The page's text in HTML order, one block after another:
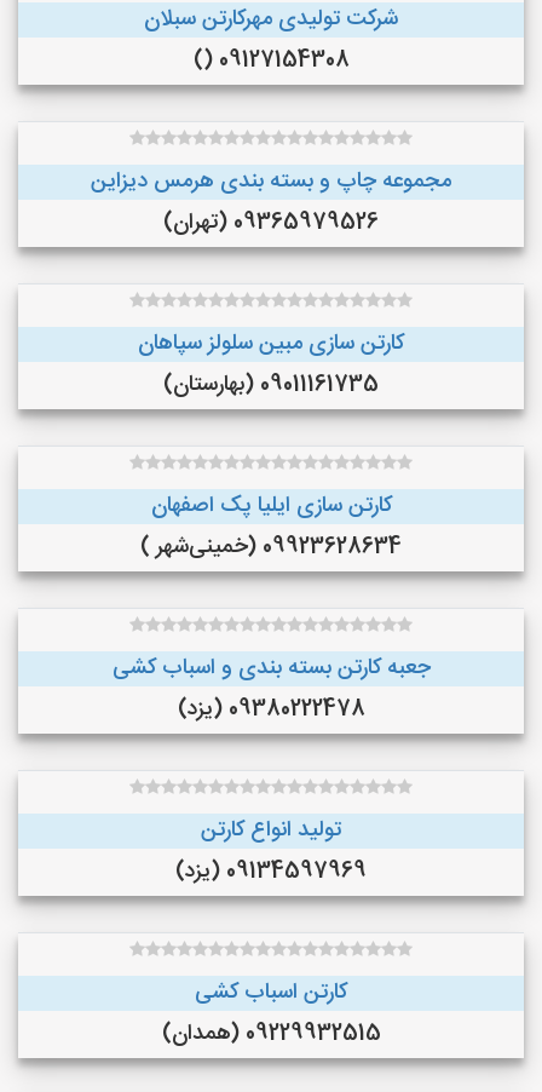
شرکت تولیدی مهرکارتن سبلان
09127154308 ()
مجموعه چاپ و بسته بندی هرمس دیزاین
09365979526 (تهران)
کارتن سازی مبین سلولز سپاهان
09011161735 (بهارستان)
کارتن سازی ایلیا پک اصفهان
09923628634 (خمینی‌شهر )
جعبه کارتن بسته بندی و اسباب کشی
09380222478 (یزد)
تولید انواع کارتن
09134597969 (یزد)
کارتن اسباب کشی
09229932515 (همدان)